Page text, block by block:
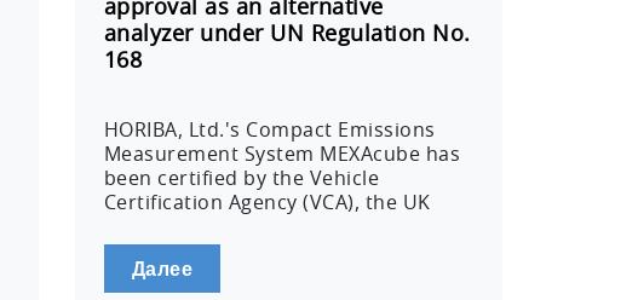
approval as an alternative
analyzer under UN Regulation No.
168
HORIBA, Ltd.'s Compact Emissions
Measurement System MEXAcube has
been certified by the Vehicle
Certification Agency (VCA), the UK
Далее